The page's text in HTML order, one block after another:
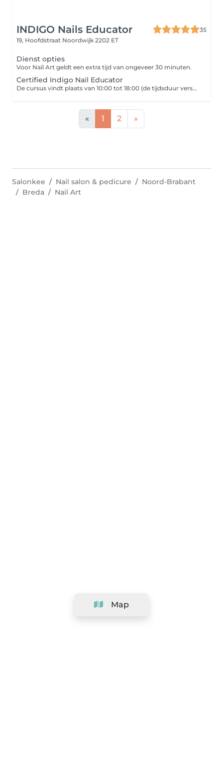
INDIGO Nails Educator
35
19, Hoofdstraat Noordwijk 2202 ET
Dienst opties
Voor Nail Art geldt een extra tijd van ongeveer 30 minuten.
Certified Indigo Nail Educator
De cursus vindt plaats van 10:00 tot 18:00 (de tijdsduur verschilt per les).
« 1 2 »
Map
Salonkee Nail salon & pedicure
Noord-Brabant
Breda
Nail Art